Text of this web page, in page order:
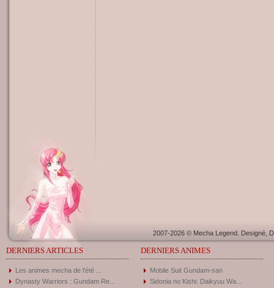
2007-2026 © Mecha Legend. Designé,
DERNIERS ARTICLES
Les animes mecha de l'été ...
Dynasty Warriors : Gundam Re...
DERNIERS ANIMES
Mobile Suit Gundam-san
Sidonia no Kishi: Daikyuu Wa...